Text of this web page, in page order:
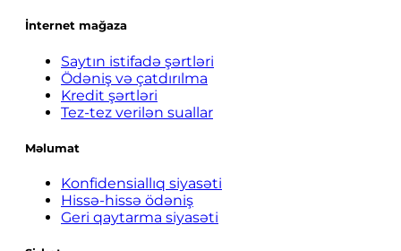
İnternet mağaza
Saytın istifadə şərtləri
Ödəniş və çatdırılma
Kredit şərtləri
Tez-tez verilən suallar
Məlumat
Konfidensiallıq siyasəti
Hissə-hissə ödəniş
Geri qaytarma siyasəti